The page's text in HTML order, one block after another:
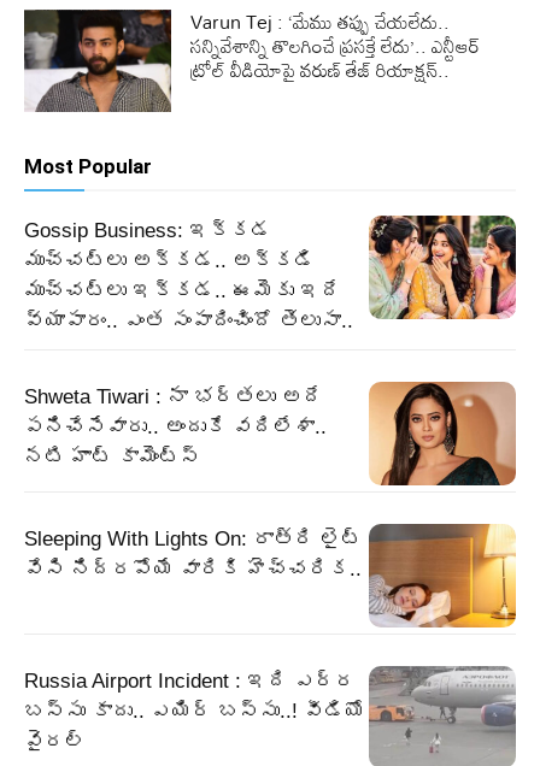
Varun Tej : ‘మేము తప్పు చేయలేదు..
సన్నివేశాన్ని తొలగించే ప్రసక్తే లేదు’.. ఎన్టీఆర్
ట్రోల్ వీడియోపై వరుణ్ తేజ్ రియాక్షన్..
Most Popular
Gossip Business: ఇక్కడ
ముచ్చట్లు అక్కడ.. అక్కడి
ముచ్చట్లు ఇక్కడ.. ఈమెకు ఇదే
వ్యాపారం.. ఎంత సంపాదించిందో తెలుసా..
Shweta Tiwari : నా భర్తలు అదే
పనిచేసేవారు.. అందుకే వదిలేశా..
నటి హాట్ కామెంట్స్
Sleeping With Lights On: రాత్రి లైట్
వేసి నిద్రపోయే వారికి హెచ్చరిక..
Russia Airport Incident : ఇది ఎర్ర
బస్సు కాదు.. ఎయిర్ బస్సు..! వీడియో
వైరల్